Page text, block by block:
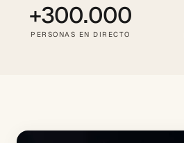
+300.000
PERSONAS EN DIRECTO